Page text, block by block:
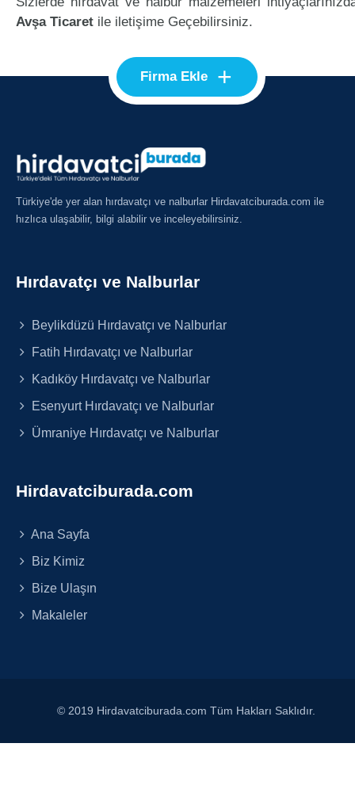
Avşa Ticaret ile iletişime Geçebilirsiniz.
Firma Ekle +
Türkiye'de yer alan hırdavatçı ve nalburlar Hirdavatciburada.com ile
hızlıca ulaşabilir, bilgi alabilir ve inceleyebilirsiniz.
Hırdavatçı ve Nalburlar
Beylikdüzü Hırdavatçı ve Nalburlar
Fatih Hırdavatçı ve Nalburlar
Kadıköy Hırdavatçı ve Nalburlar
Esenyurt Hırdavatçı ve Nalburlar
Ümraniye Hırdavatçı ve Nalburlar
Hirdavatciburada.com
Ana Sayfa
Biz Kimiz
Bize Ulaşın
Makaleler
© 2019 Hirdavatciburada.com Tüm Hakları Saklıdır.